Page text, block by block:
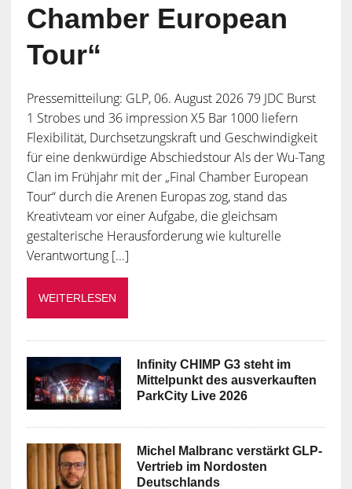
Chamber European
Tour“
Pressemitteilung: GLP, 06. August 2026 79 JDC Burst
1 Strobes und 36 impression X5 Bar 1000 liefern
Flexibilität, Durchsetzungskraft und Geschwindigkeit
für eine denkwürdige Abschiedstour Als der Wu-Tang
Clan im Frühjahr mit der „Final Chamber European
Tour“ durch die Arenen Europas zog, stand das
Kreativteam vor einer Aufgabe, die gleichsam
gestalterische Herausforderung wie kulturelle
Verantwortung [...]
WEITERLESEN
Infinity CHIMP G3 steht im
Mittelpunkt des ausverkauften
ParkCity Live 2026
Michel Malbranc verstärkt GLP-
Vertrieb im Nordosten
Deutschlands